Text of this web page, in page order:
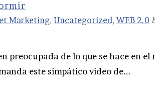
Marketing, Uncategorized, WEB 2.0
preocupada de lo que se hace en el
este simpático video de...